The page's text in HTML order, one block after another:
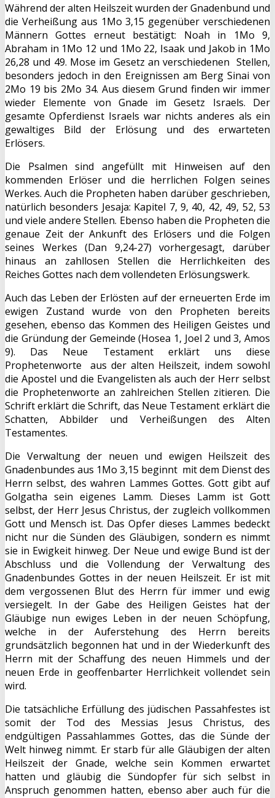
Während der alten Heilszeit wurden der Gnadenbund und
die Verheißung aus 1Mo 3,15 gegenüber verschiedenen
Männern Gottes erneut bestätigt: Noah in 1Mo 9,
Abraham in 1Mo 12 und 1Mo 22, Isaak und Jakob in 1Mo
26,28 und 49. Mose im Gesetz an verschiedenen Stellen,
besonders jedoch in den Ereignissen am Berg Sinai von
2Mo 19 bis 2Mo 34. Aus diesem Grund finden wir immer
wieder Elemente von Gnade im Gesetz Israels. Der
gesamte Opferdienst Israels war nichts anderes als ein
gewaltiges Bild der Erlösung und des erwarteten
Erlösers.
Die Psalmen sind angefüllt mit Hinweisen auf den
kommenden Erlöser und die herrlichen Folgen seines
Werkes. Auch die Propheten haben darüber geschrieben,
natürlich besonders Jesaja: Kapitel 7, 9, 40, 42, 49, 52, 53
und viele andere Stellen. Ebenso haben die Propheten die
genaue Zeit der Ankunft des Erlösers und die Folgen
seines Werkes (Dan 9,24-27) vorhergesagt, darüber
hinaus an zahllosen Stellen die Herrlichkeiten des
Reiches Gottes nach dem vollendeten Erlösungswerk.
Auch das Leben der Erlösten auf der erneuerten Erde im
ewigen Zustand wurde von den Propheten bereits
gesehen, ebenso das Kommen des Heiligen Geistes und
die Gründung der Gemeinde (Hosea 1, Joel 2 und 3, Amos
9). Das Neue Testament erklärt uns diese
Prophetenworte aus der alten Heilszeit, indem sowohl
die Apostel und die Evangelisten als auch der Herr selbst
die Prophetenworte an zahlreichen Stellen zitieren. Die
Schrift erklärt die Schrift, das Neue Testament erklärt die
Schatten, Abbilder und Verheißungen des Alten
Testamentes.
Die Verwaltung der neuen und ewigen Heilszeit des
Gnadenbundes aus 1Mo 3,15 beginnt mit dem Dienst des
Herrn selbst, des wahren Lammes Gottes. Gott gibt auf
Golgatha sein eigenes Lamm. Dieses Lamm ist Gott
selbst, der Herr Jesus Christus, der zugleich vollkommen
Gott und Mensch ist. Das Opfer dieses Lammes bedeckt
nicht nur die Sünden des Gläubigen, sondern es nimmt
sie in Ewigkeit hinweg. Der Neue und ewige Bund ist der
Abschluss und die Vollendung der Verwaltung des
Gnadenbundes Gottes in der neuen Heilszeit. Er ist mit
dem vergossenen Blut des Herrn für immer und ewig
versiegelt. In der Gabe des Heiligen Geistes hat der
Gläubige nun ewiges Leben in der neuen Schöpfung,
welche in der Auferstehung des Herrn bereits
grundsätzlich begonnen hat und in der Wiederkunft des
Herrn mit der Schaffung des neuen Himmels und der
neuen Erde in geoffenbarter Herrlichkeit vollendet sein
wird.
Die tatsächliche Erfüllung des jüdischen Passahfestes ist
somit der Tod des Messias Jesus Christus, des
endgültigen Passahlammes Gottes, das die Sünde der
Welt hinweg nimmt. Er starb für alle Gläubigen der alten
Heilszeit der Gnade, welche sein Kommen erwartet
hatten und gläubig die Sündopfer für sich selbst in
Anspruch genommen hatten, ebenso aber auch für die